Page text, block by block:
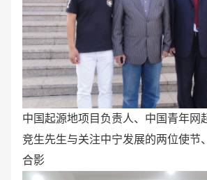
中国起源地项目负责人、中国青年网
竞生先生与关注中宁发展的两位使节
合影